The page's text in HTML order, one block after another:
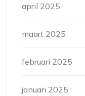
april 2025
maart 2025
februari 2025
januari 2025